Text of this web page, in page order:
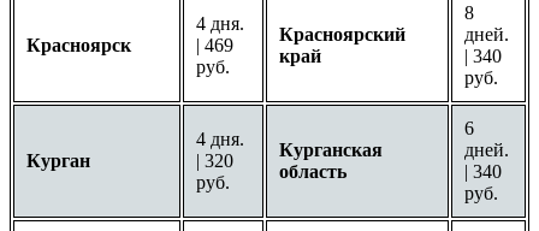
Красноярск
4 дня.
| 469
руб.
Красноярский
край
8
дней.
| 340
руб.
Курган
4 дня.
| 320
руб.
Курганская
область
6
дней.
| 340
руб.